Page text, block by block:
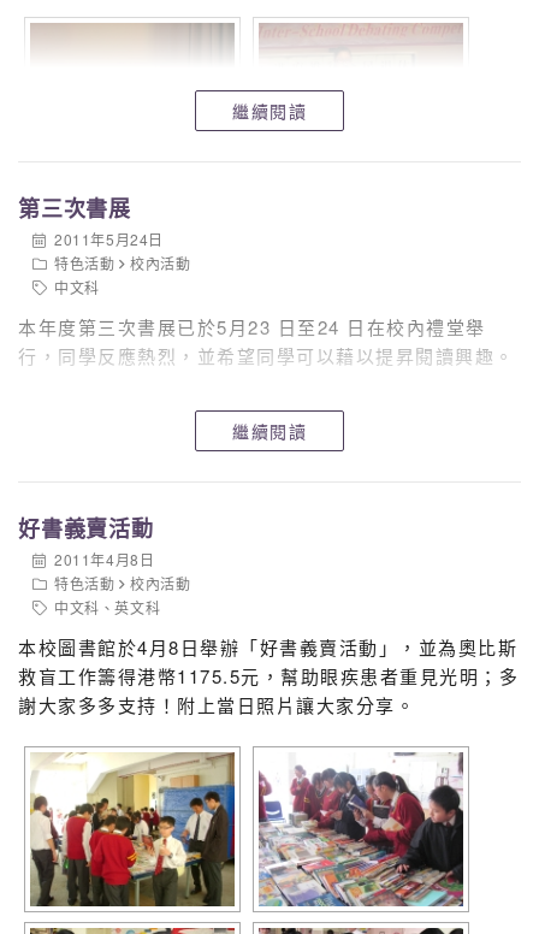
繼續閱讀
第三次書展
2011年5月24日
特色活動
校內活動
中文科
本年度第三次書展已於5月23 日至24 日在校內禮堂舉
行，同學反應熱烈，並希望同學可以藉以提昇閱讀興趣。
繼續閱讀
好書義賣活動
2011年4月8日
特色活動
校內活動
中文科 、英文科
本校圖書館於4月8日舉辦「好書義賣活動」，並為奧比斯
救盲工作籌得港幣1175.5元，幫助眼疾患者重見光明；多
謝大家多多支持！附上當日照片讓大家分享。